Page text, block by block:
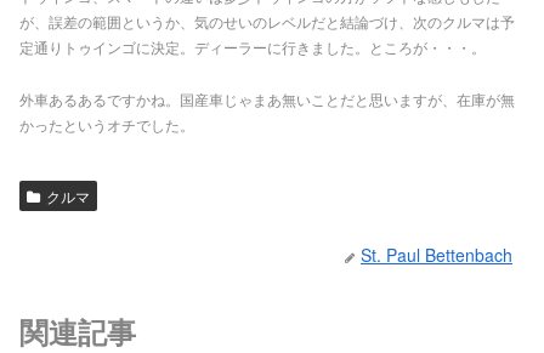
が、誤差の範囲というか、気のせいのレベルだと結論づけ、次のクルマは予
定通りトゥインゴに決定。ディーラーに行きました。ところが・・・。
外車あるあるですかね。国産車じゃまあ無いことだと思いますが、在庫が無
かったというオチでした。
クルマ
St. Paul Bettenbach
関連記事